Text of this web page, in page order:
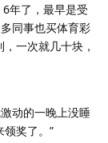
年了，最早是受
同事也买体育彩
一次就几十块，
动的一晚上没睡
领奖了。”